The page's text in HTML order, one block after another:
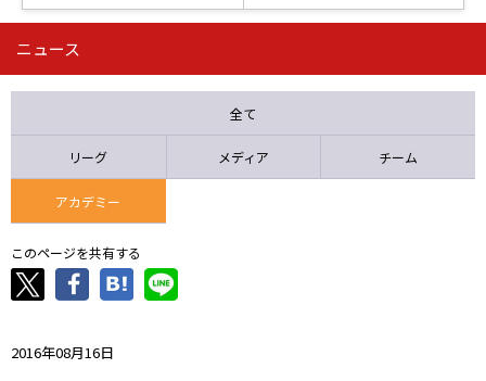
第16節 09/05 (土) 15:00
ニッパツ 石人の星
ニュース
全て
リーグ メディア チーム
アカデミー
このページを共有する
2016年08月16日